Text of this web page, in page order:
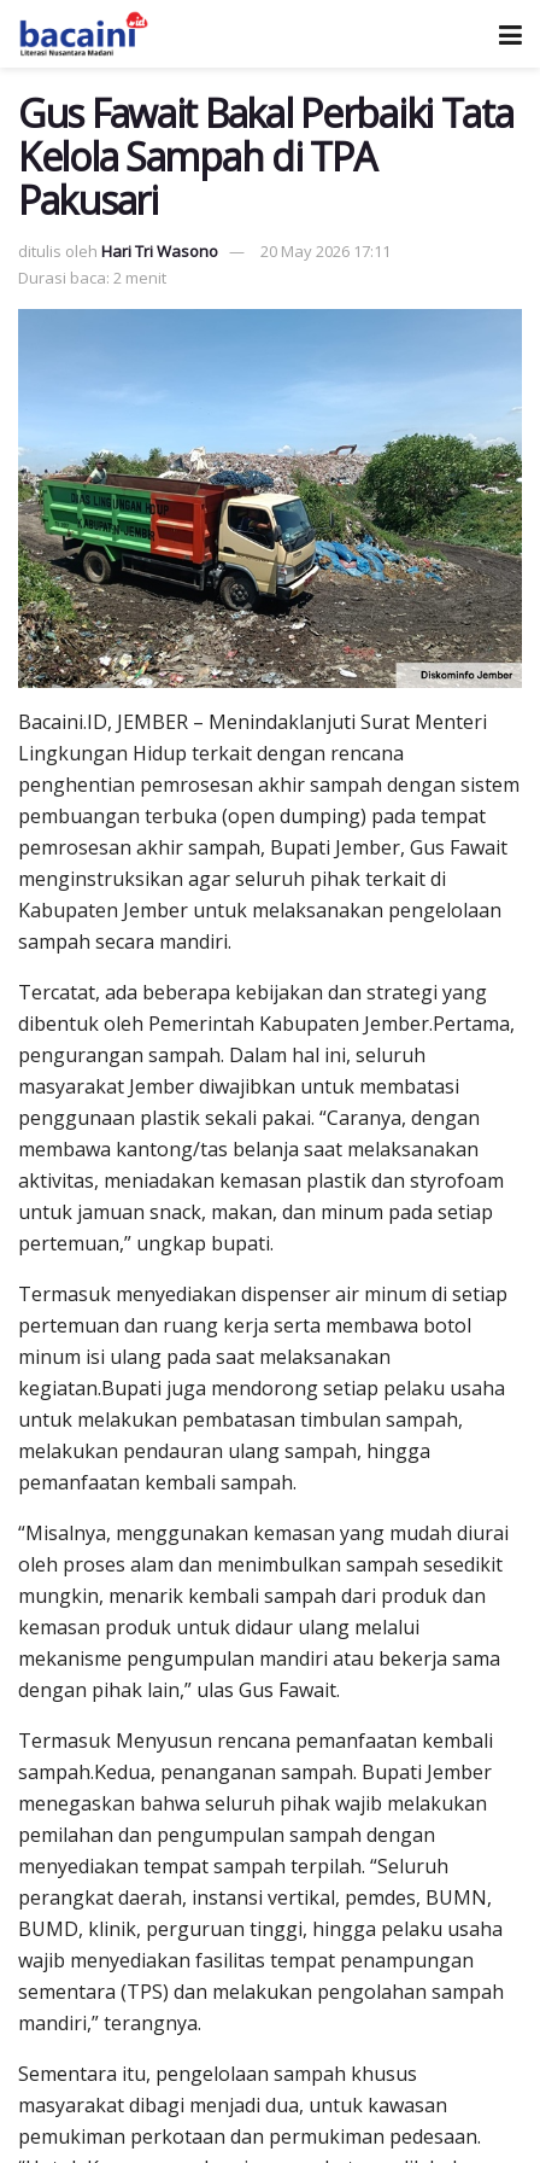
Gus Fawait Bakal Perbaiki Tata
Kelola Sampah di TPA
Pakusari
ditulis oleh Hari Tri Wasono
20 May 2026 17:11
Durasi baca: 2 menit
Bacaini.ID, JEMBER – Menindaklanjuti Surat Menteri
Lingkungan Hidup terkait dengan rencana
penghentian pemrosesan akhir sampah dengan sistem
pembuangan terbuka (open dumping) pada tempat
pemrosesan akhir sampah, Bupati Jember, Gus Fawait
menginstruksikan agar seluruh pihak terkait di
Kabupaten Jember untuk melaksanakan pengelolaan
sampah secara mandiri.
Tercatat, ada beberapa kebijakan dan strategi yang
dibentuk oleh Pemerintah Kabupaten Jember.Pertama,
pengurangan sampah. Dalam hal ini, seluruh
masyarakat Jember diwajibkan untuk membatasi
penggunaan plastik sekali pakai. “Caranya, dengan
membawa kantong/tas belanja saat melaksanakan
aktivitas, meniadakan kemasan plastik dan styrofoam
untuk jamuan snack, makan, dan minum pada setiap
pertemuan,” ungkap bupati.
Termasuk menyediakan dispenser air minum di setiap
pertemuan dan ruang kerja serta membawa botol
minum isi ulang pada saat melaksanakan
kegiatan.Bupati juga mendorong setiap pelaku usaha
untuk melakukan pembatasan timbulan sampah,
melakukan pendauran ulang sampah, hingga
pemanfaatan kembali sampah.
“Misalnya, menggunakan kemasan yang mudah diurai
oleh proses alam dan menimbulkan sampah sesedikit
mungkin, menarik kembali sampah dari produk dan
kemasan produk untuk didaur ulang melalui
mekanisme pengumpulan mandiri atau bekerja sama
dengan pihak lain,” ulas Gus Fawait.
Termasuk Menyusun rencana pemanfaatan kembali
sampah.Kedua, penanganan sampah. Bupati Jember
menegaskan bahwa seluruh pihak wajib melakukan
pemilahan dan pengumpulan sampah dengan
menyediakan tempat sampah terpilah. “Seluruh
perangkat daerah, instansi vertikal, pemdes, BUMN,
BUMD, klinik, perguruan tinggi, hingga pelaku usaha
wajib menyediakan fasilitas tempat penampungan
sementara (TPS) dan melakukan pengolahan sampah
mandiri,” terangnya.
Sementara itu, pengelolaan sampah khusus
masyarakat dibagi menjadi dua, untuk kawasan
pemukiman perkotaan dan permukiman pedesaan.